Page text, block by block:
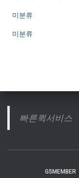
미분류
미분류
빠른퀵서비스
G5MEMBER